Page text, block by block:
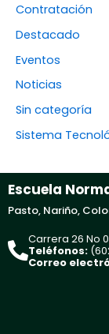
Contratación
Destacado
Eventos
Noticias
Sin categoría
Sistema
Escuela
Pasto, Nariño,
Carrera 26 No
Teléfonos:
Correo